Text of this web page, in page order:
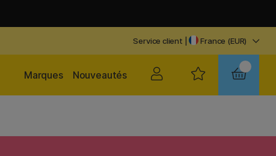
Service client | France (EUR)
Nouveautés
Marques